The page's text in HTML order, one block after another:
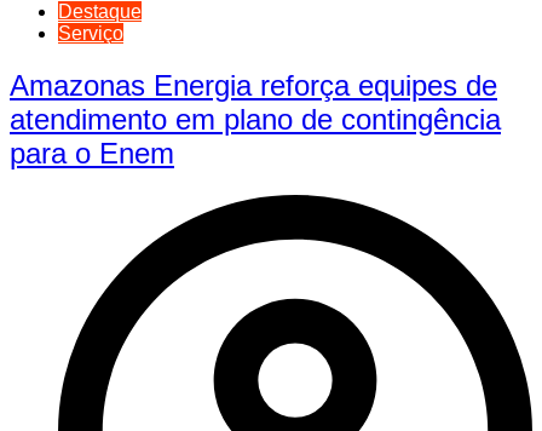
Destaque
Serviço
Amazonas Energia reforça equipes de
atendimento em plano de contingência
para o Enem